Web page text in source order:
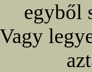
egyből